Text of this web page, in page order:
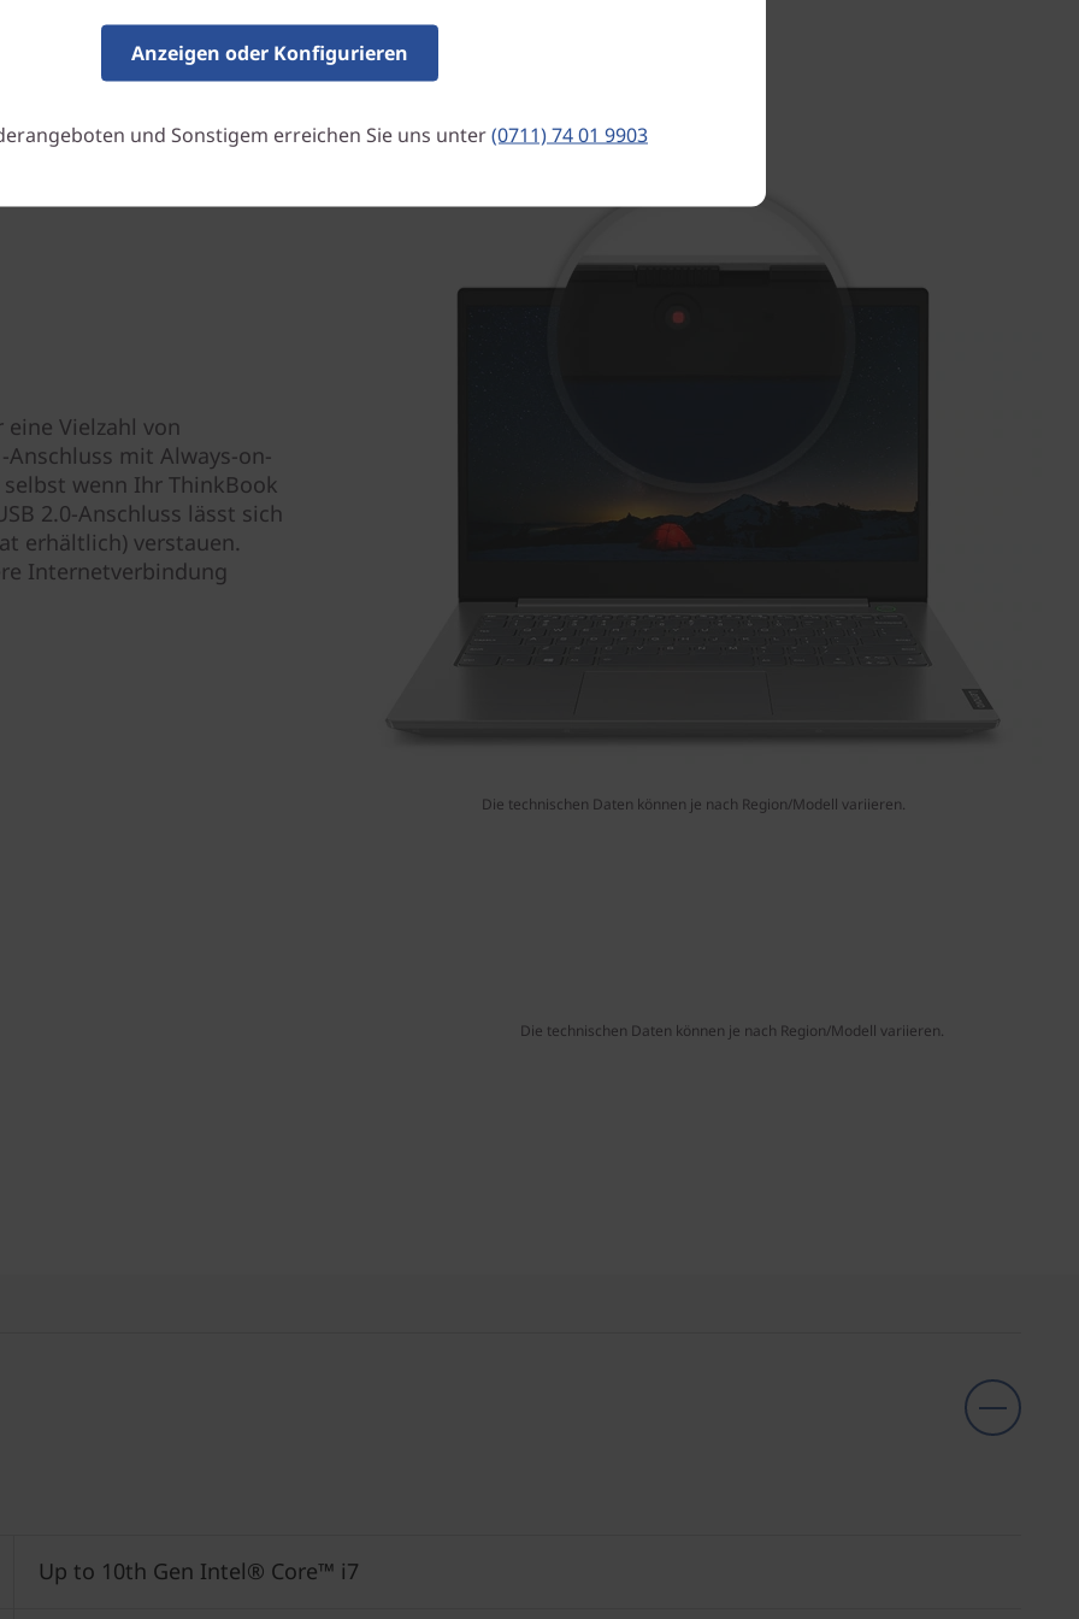
Die technischen Daten können je nach Region/Modell variieren.
eine Vielzahl von
Anschluss mit Always-on-
wenn Ihr ThinkBook
2.0-Anschluss lässt sich
erhältlich) verstauen.
Internetverbindung
Die technischen Daten können je nach Region/Modell variieren.
Up to 10th Gen Intel® Core™ i7
Anzeigen oder Konfigurieren
und Sonstigem erreichen Sie uns unter(0711) 74 01 9903